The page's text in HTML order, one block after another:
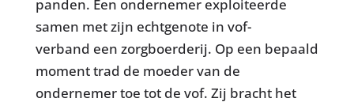
panden. Een ondernemer exploiteerde
samen met zijn echtgenote in vof-
verband een zorgboerderij. Op een bepaald
moment trad de moeder van de
ondernemer toe tot de vof. Zij bracht het